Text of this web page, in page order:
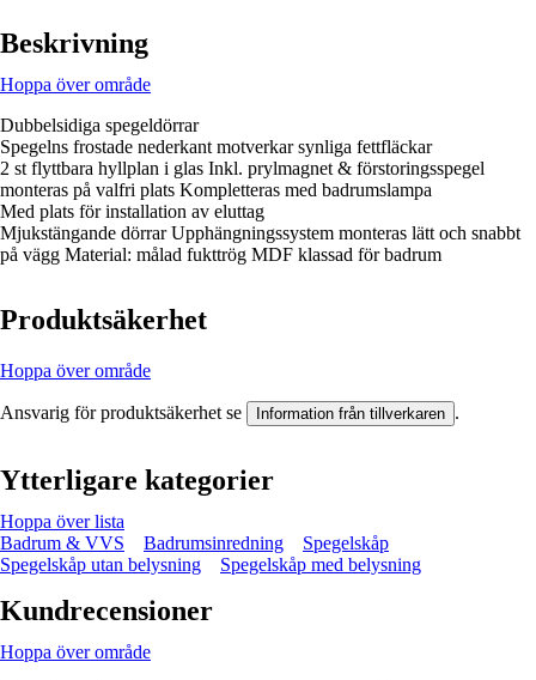
Beskrivning
Hoppa över område
Dubbelsidiga spegeldörrar
Spegelns frostade nederkant motverkar synliga fettfläckar
2 st flyttbara hyllplan i glas Inkl. prylmagnet & förstoringsspegel
monteras på valfri plats Kompletteras med badrumslampa
Med plats för installation av eluttag
Mjukstängande dörrar Upphängningssystem monteras lätt och snabbt
på vägg Material: målad fukttrög MDF klassad för badrum
Produktsäkerhet
Hoppa över område
Ansvarig för produktsäkerhet se Information från tillverkaren .
Ytterligare kategorier
Hoppa över lista
Badrum & VVS
Badrumsinredning
Spegelskåp
Spegelskåp utan belysning
Spegelskåp med belysning
Kundrecensioner
Hoppa över område